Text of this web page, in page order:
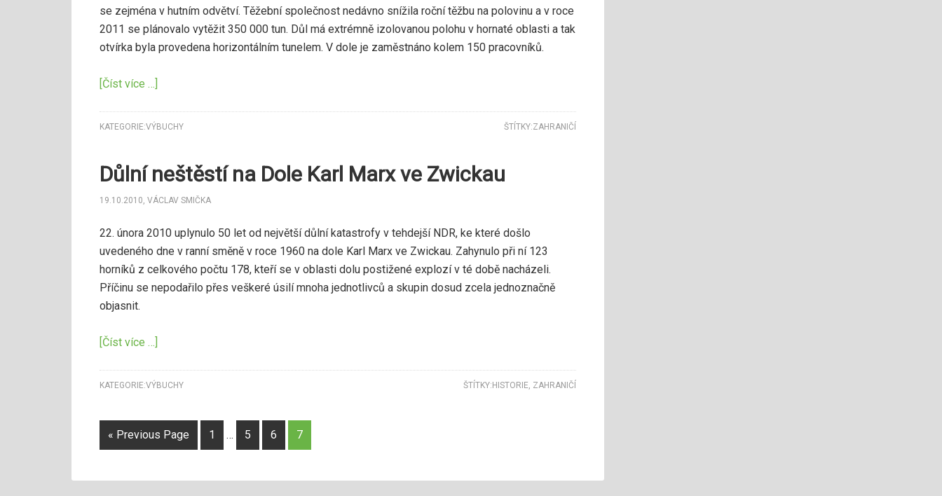
se zejména v hutním odvětví. Těžební společnost nedávno snížila roční těžbu na polovinu a v roce
2011 se plánovalo vytěžit 350 000 tun. Důl má extrémně izolovanou polohu v hornaté oblasti a tak
otvírka byla provedena horizontálním tunelem. V dole je zaměstnáno kolem 150 pracovníků.
[Číst více …]
KATEGORIE:VÝBUCHY ŠTÍTKY:ZAHRANIČÍ
Důlní neštěstí na Dole Karl Marx ve Zwickau
19.10.2010, VÁCLAV SMIČKA
22. února 2010 uplynulo 50 let od největší důlní katastrofy v tehdejší NDR, ke které došlo
uvedeného dne v ranní směně v roce 1960 na dole Karl Marx ve Zwickau. Zahynulo při ní 123
horníků z celkového počtu 178, kteří se v oblasti dolu postižené explozí v té době nacházeli.
Příčinu se nepodařilo přes veškeré úsilí mnoha jednotlivců a skupin dosud zcela jednoznačně
objasnit.
[Číst více …]
KATEGORIE:VÝBUCHY ŠTÍTKY: HISTORIE, ZAHRANIČÍ
« Previous Page 1 … 5 6 7